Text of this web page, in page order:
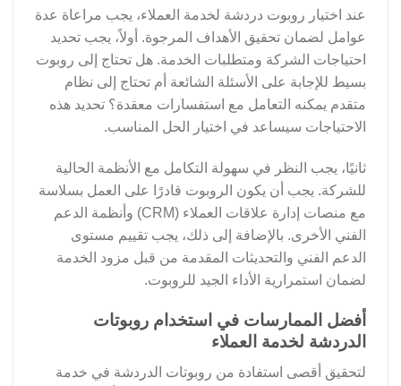
عند اختيار روبوت دردشة لخدمة العملاء، يجب مراعاة عدة
عوامل لضمان تحقيق الأهداف المرجوة. أولاً، يجب تحديد
احتياجات الشركة ومتطلبات الخدمة. هل تحتاج إلى روبوت
بسيط للإجابة على الأسئلة الشائعة أم تحتاج إلى نظام
متقدم يمكنه التعامل مع استفسارات معقدة؟ تحديد هذه
الاحتياجات سيساعد في اختيار الحل المناسب.
ثانيًا، يجب النظر في سهولة التكامل مع الأنظمة الحالية
للشركة. يجب أن يكون الروبوت قادرًا على العمل بسلاسة
مع منصات إدارة علاقات العملاء (CRM) وأنظمة الدعم
الفني الأخرى. بالإضافة إلى ذلك، يجب تقييم مستوى
الدعم الفني والتحديثات المقدمة من قبل مزود الخدمة
لضمان استمرارية الأداء الجيد للروبوت.
أفضل الممارسات في استخدام روبوتات
الدردشة لخدمة العملاء
لتحقيق أقصى استفادة من روبوتات الدردشة في خدمة